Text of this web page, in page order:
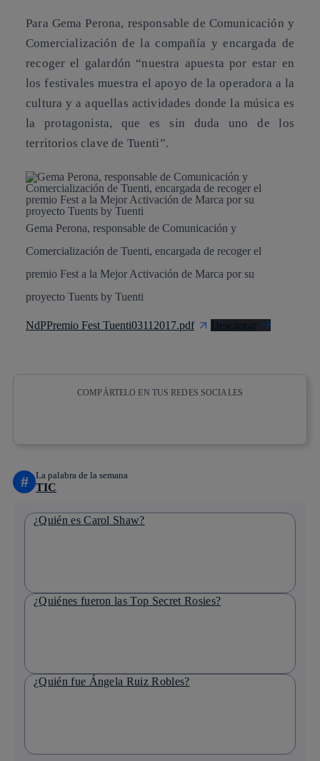
Para Gema Perona, responsable de Comunicación y
Comercialización de la compañía y encargada de
recoger el galardón “nuestra apuesta por estar en
los festivales muestra el apoyo de la operadora a la
cultura y a aquellas actividades donde la música es
la protagonista, que es sin duda uno de los
territorios clave de Tuenti”.
Gema Perona, responsable de Comunicación y
Comercialización de Tuenti, encargada de recoger el
premio Fest a la Mejor Activación de Marca por su
proyecto Tuents by Tuenti
NdPPremio Fest Tuenti03112017.pdf Descargar
COMPÁRTELO EN TUS REDES SOCIALES
# La palabra de la semana
TIC
¿Quién es Carol Shaw?
¿Quiénes fueron las Top Secret Rosies?
¿Quién fue Ángela Ruiz Robles?